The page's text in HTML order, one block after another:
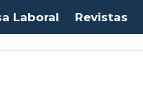
Laboral Revistas